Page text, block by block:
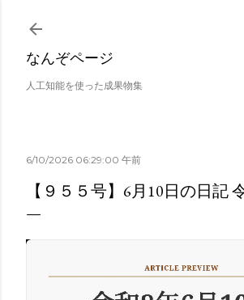
スキップしてメイン コン
なんぞページ
人工知能を使った成果物集
6/10/2026 06:29:00 午前
【９５５号】6月10日の日記